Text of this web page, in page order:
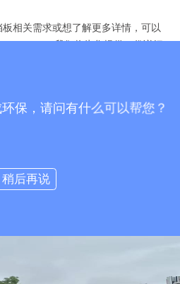
相关需求或想了解更多详情，可以
7962。我们将为您提供一份详细
比。
合金防洪板、移动式防洪挡水板、
移动式防洪墙、装配式防洪墙、铝
保，请问有什么可以帮您？
稍后再说